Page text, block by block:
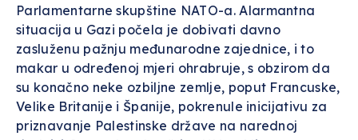
Parlamentarne skupštine NATO-a. Alarmantna
situacija u Gazi počela je dobivati davno
zasluženu pažnju međunarodne zajednice, i to
makar u određenoj mjeri ohrabruje, s obzirom da
su konačno neke ozbiljne zemlje, poput Francuske,
Velike Britanije i Španije, pokrenule inicijativu za
priznavanje Palestinske države na narednoj